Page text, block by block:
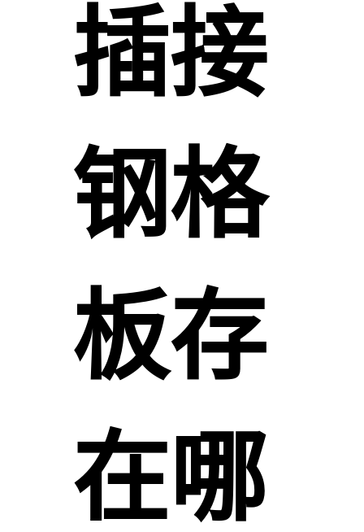
插接
钢格
板存
在哪